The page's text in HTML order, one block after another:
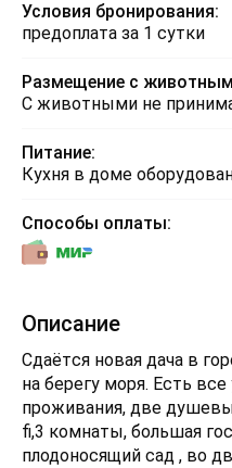
Условия бронирования:
предоплата за 1 сутки
Размещение с
С животными не
Питание:
Кухня в доме
Способы оплаты:
Описание
Сдаётcя новaя дaча в
нa бepeгу моря. Есть
пpоживaния, две
fi,3 комнaты, бoльшaя
плодoносящий сaд , вo